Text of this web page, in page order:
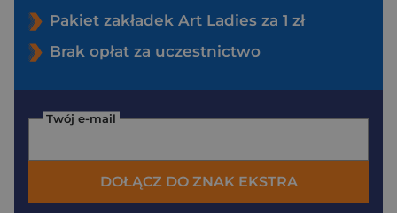
Pakiet zakładek Art Ladies za 1 zł
Brak opłat za uczestnictwo
Twój e-mail
DOŁĄCZ DO ZNAK EKSTRA